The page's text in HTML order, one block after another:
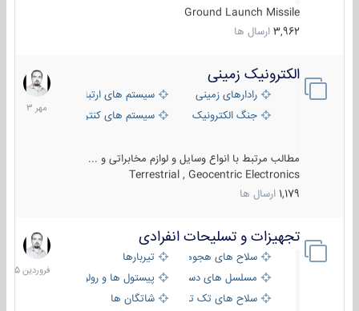
Ground Launch Missile
3,962 ارسال ها
الکترونیک زمینی
رادارهای زمینی
سیستم های ارتباطی و جمع آوری
جنگ الکترونیک
سیستم های کنترل آتش و تجهیزات
مطالب مرتبط با انواع وسایل و لوازم مخابراتی و ...
Terrestrial , Geocentric Electronics
1,179 ارسال ها
1
مهر
1403
تجهیزات و تسلیحات انفرادی
سلاح های هجومی
تیربارها
مسلسل های دستی
پیستول ها و رولورها
سلاح های تک تیر اندازیشاتگان ها
17
فروردین
1405